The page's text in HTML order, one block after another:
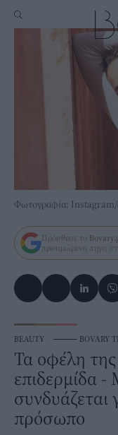
Φωτογραφία: Instagram/
Πρόσθεσε το
προτιμώμενη πηγή
BEAUTY ⸻ BOVARY
Τα οφέλη
επιδερμίδα -
συνδυάζεται
πρόσωπο